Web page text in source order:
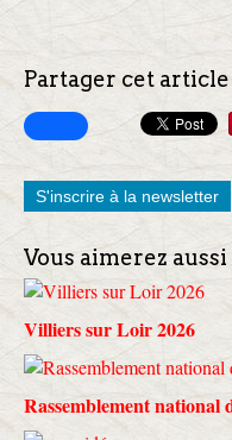
Partager cet article
S'inscrire à la newsletter
Vous aimerez aussi
Villiers sur Loir 2026
Rassemblement